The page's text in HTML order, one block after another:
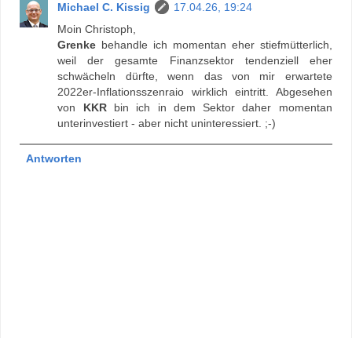
Michael C. Kissig
17.04.26, 19:24
Moin Christoph,
Grenke behandle ich momentan eher stiefmütterlich,
weil der gesamte Finanzsektor tendenziell eher
schwächeln dürfte, wenn das von mir erwartete
2022er-Inflationsszenraio wirklich eintritt. Abgesehen
von KKRbin ich in dem Sektor daher momentan
unterinvestiert - aber nicht uninteressiert. ;-)
Antworten